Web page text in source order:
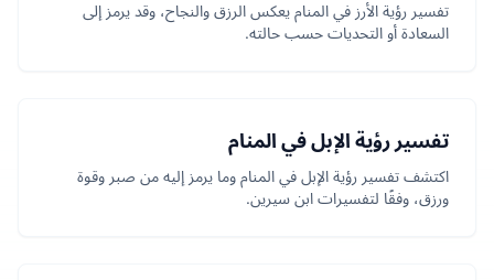
تفسير رؤية الأرز في المنام يعكس الرزق والنجاح، وقد يرمز إلى
السعادة أو التحديات حسب حالته.
تفسير رؤية الإبل في المنام
اكتشف تفسير رؤية الإبل في المنام وما يرمز إليه من صبر وقوة
ورزق، وفقًا لتفسيرات ابن سيرين.